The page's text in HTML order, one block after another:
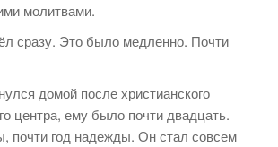
молитвами.
сразу. Это было медленно. Почти
домой после христианского
центра, ему было почти двадцать.
почти год надежды. Он стал совсем